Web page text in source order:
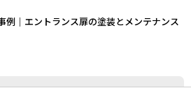
例｜エントランス扉の塗装とメンテナンス